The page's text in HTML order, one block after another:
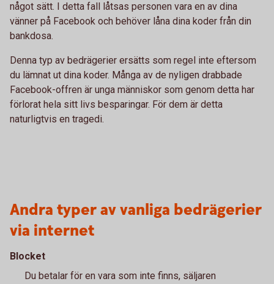
något sätt. I detta fall låtsas personen vara en av dina
vänner på Facebook och behöver låna dina koder från din
bankdosa.
Denna typ av bedrägerier ersätts som regel inte eftersom
du lämnat ut dina koder. Många av de nyligen drabbade
Facebook-offren är unga människor som genom detta har
förlorat hela sitt livs besparingar. För dem är detta
naturligtvis en tragedi.
Andra typer av vanliga bedrägerier
via internet
Blocket
Du betalar för en vara som inte finns, säljaren